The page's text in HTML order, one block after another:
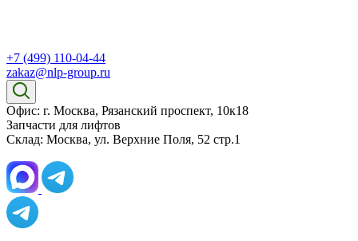
+7 (499) 110-04-44
zakaz@nlp-group.ru
Офис: г. Москва, Рязанский проспект, 10к18
Запчасти для лифтов
Склад: Москва, ул. Верхние Поля, 52 стр.1